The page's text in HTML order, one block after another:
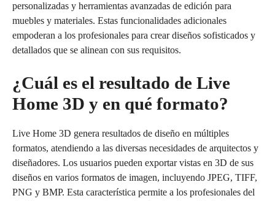
personalizadas y herramientas avanzadas de edición para
muebles y materiales. Estas funcionalidades adicionales
empoderan a los profesionales para crear diseños sofisticados y
detallados que se alinean con sus requisitos.
¿Cuál es el resultado de Live
Home 3D y en qué formato?
Live Home 3D genera resultados de diseño en múltiples
formatos, atendiendo a las diversas necesidades de arquitectos y
diseñadores. Los usuarios pueden exportar vistas en 3D de sus
diseños en varios formatos de imagen, incluyendo JPEG, TIFF,
PNG y BMP. Esta característica permite a los profesionales del